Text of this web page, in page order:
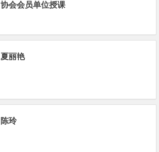
协会会员单位授课
夏丽艳
陈玲